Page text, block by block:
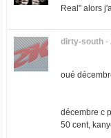
Real" alors
dirty-south-
oué
décembre c
50 cent,